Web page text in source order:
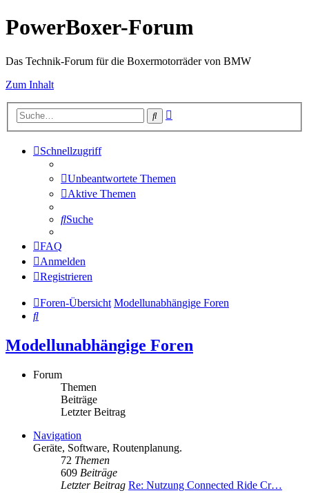
PowerBoxer-Forum
Das Technik-Forum für die Boxermotorräder von BMW
Zum Inhalt
Suche
Schnellzugriff
Unbeantwortete Themen
Aktive Themen
Suche
FAQ
Anmelden
Registrieren
Foren-Übersicht Modellunabhängige Foren
Suche
Modellunabhängige Foren
Forum
Themen
Beiträge
Letzter Beitrag
Navigation
Geräte, Software, Routenplanung.
72 Themen
609 Beiträge
Letzter Beitrag Re: Nutzung Connected Ride Cr…